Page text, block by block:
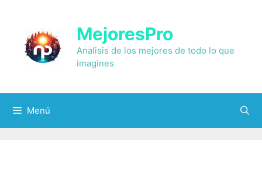
contenido
MejoresPro
Analisis de los mejores de todo lo que
imagines
Menú